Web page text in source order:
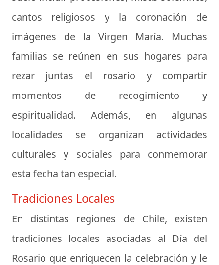
cantos religiosos y la coronación de
imágenes de la Virgen María. Muchas
familias se reúnen en sus hogares para
rezar juntas el rosario y compartir
momentos de recogimiento y
espiritualidad. Además, en algunas
localidades se organizan actividades
culturales y sociales para conmemorar
esta fecha tan especial.
Tradiciones Locales
En distintas regiones de Chile, existen
tradiciones locales asociadas al Día del
Rosario que enriquecen la celebración y le